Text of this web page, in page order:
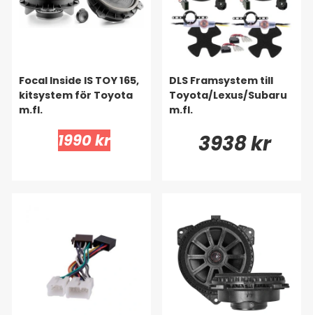
Focal Inside IS TOY 165,
kitsystem för Toyota
m.fl.
1990 kr
DLS Framsystem till
Toyota/Lexus/Subaru
m.fl.
3938 kr